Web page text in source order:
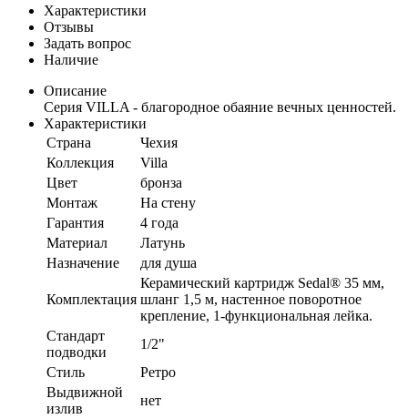
Характеристики
Отзывы
Задать вопрос
Наличие
Описание
Серия VILLA - благородное обаяние вечных ценностей.
Характеристики
Страна
Чехия
Коллекция
Villa
Цвет
бронза
Монтаж
На стену
Гарантия
4 года
Материал
Латунь
Назначение
для душа
Комплектация
Керамический картридж Sedal® 35 мм,
шланг 1,5 м, настенное поворотное
крепление, 1-функциональная лейка.
Стандарт
подводки
1/2"
Стиль
Ретро
Выдвижной
излив
нет